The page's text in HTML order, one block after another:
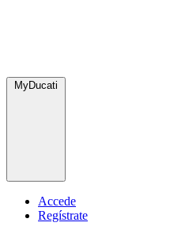
MyDucati
Accede
Regístrate